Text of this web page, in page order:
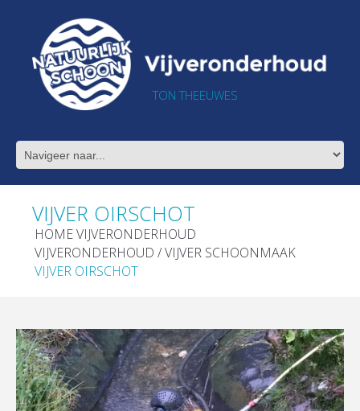
TON THEEUWES
VIJVER OIRSCHOT
HOME VIJVERONDERHOUD
VIJVERONDERHOUD / VIJVER SCHOONMAAK
VIJVER OIRSCHOT